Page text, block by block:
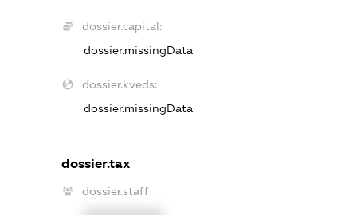
dossier.capital:
dossier.missingData
dossier.kveds:
dossier.missingData
dossier.tax
dossier.staff